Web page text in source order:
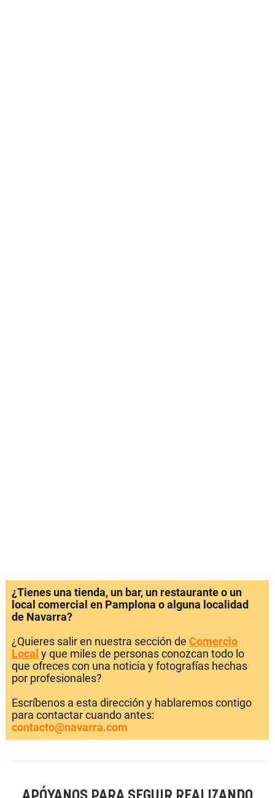
¿Tienes una tienda, un bar, un restaurante o un
local comercial en Pamplona o alguna localidad
de Navarra?
¿Quieres salir en nuestra sección de Comercio
Local y que miles de personas conozcan todo lo
que ofreces con una noticia y fotografías hechas
por profesionales?
Escríbenos a esta dirección y hablaremos contigo
para contactar cuando antes:
contacto@navarra.com